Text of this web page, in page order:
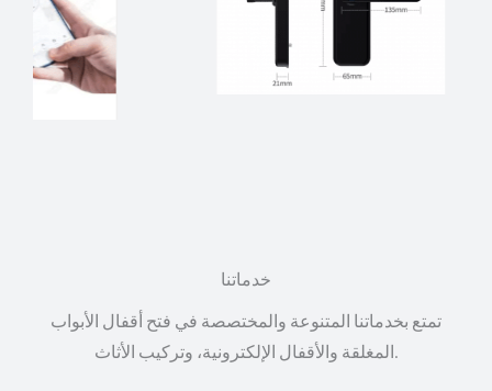
خدماتنا
تمتع بخدماتنا المتنوعة والمختصصة في فتح أقفال الأبواب